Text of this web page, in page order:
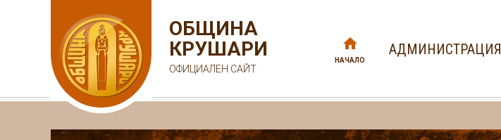
ОБЩИНА
КРУШАРИ
ОФИЦИАЛЕН САЙТ
НАЧАЛО
АДМИНИСТРАЦИЯ